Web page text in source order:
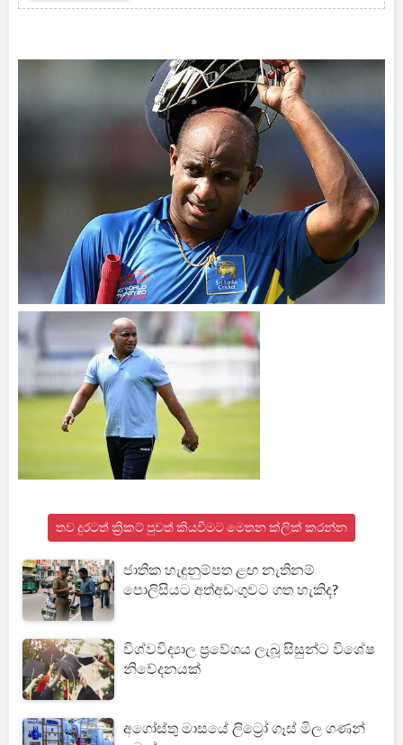
ඡන්ද දැමිල්ලත් සුම්මා.
තව දුරටත් ක්‍රිකට් පුවත් කියවීමට මෙතන ක්ලික් කරන්න
ජාතික හැඳුනුම්පත ළඟ නැතිනම්
පොලිසියට අත්අඩංගුවට ගත හැකිද?
විශ්වවිද්‍යාල ප්‍රවේශය ලැබූ සිසුන්ට විශේෂ
නිවේදනයක්
අගෝස්තු මාසයේ ලිට්‍රෝ ගෑස් මිල ගණන්